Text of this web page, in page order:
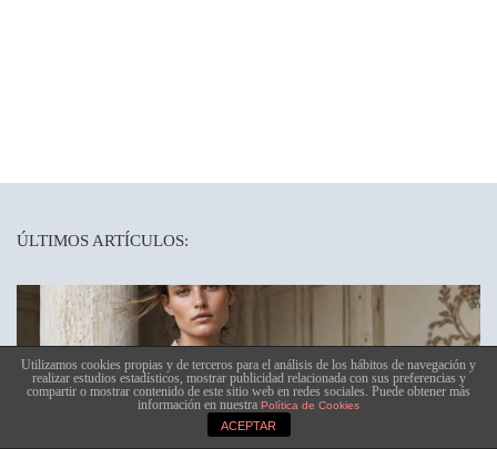
ÚLTIMOS ARTÍCULOS:
Utilizamos cookies propias y de terceros para el análisis de los hábitos de navegación y
realizar estudios estadísticos, mostrar publicidad relacionada con sus preferencias y
compartir o mostrar contenido de este sitio web en redes sociales. Puede obtener más
información en nuestra Política de Cookies
ACEPTAR